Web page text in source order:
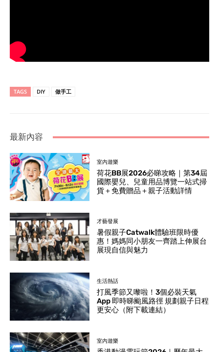
TAGS DIY 做手工
最新內容
室內遊樂
荷花BB展2026必睇攻略｜第34屆
國際嬰兒、兒童用品博覽一站式掃
貨＋免費贈品＋親子活動詳情
才藝發展
暑假親子Catwalk體驗班限時優
惠！媽媽同小朋友一齊踏上伸展台
展現自信與魅力
生活熱話
打風季節又嚟啦！3個必裝天氣
App 即時睇颱風路徑 規劃親子日程
更安心（附下載連結）
室內遊樂